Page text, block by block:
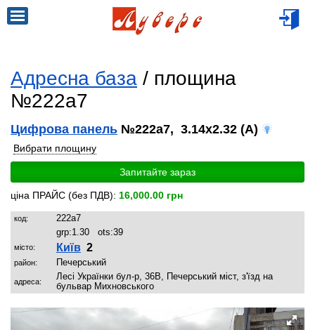
Адресна база / площина
№222a7
Цифрова панель №222a7, 3.14x2.32 (A)
Вибрати площину
Запитайте зараз
ціна ПРАЙС (без ПДВ): 16,000.00 грн
код:
222a7
grp:1.30 ots:39
місто: Київ 2
район: Печерський
адреса:
Лесі Українки бул-р, 36В, Печерський міст, з'їзд на
бульвар Михновського